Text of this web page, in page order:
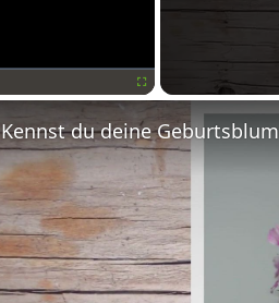
Kennst du deine